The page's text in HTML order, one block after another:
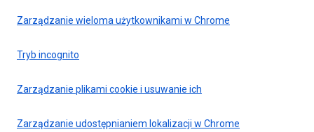
Zarządzanie wieloma użytkownikami w Chrome
Tryb incognito
Zarządzanie plikami cookie i usuwanie ich
Zarządzanie udostępnianiem lokalizacji w Chrome